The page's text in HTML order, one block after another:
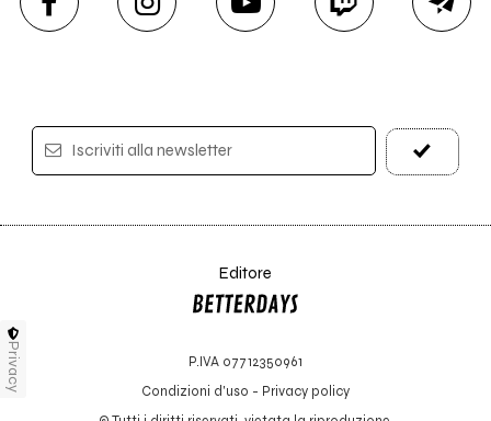
Iscriviti alla newsletter
Editore
P.IVA 07712350961
Condizioni d'uso - Privacy policy
Privacy